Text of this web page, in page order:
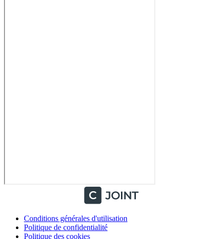
Conditions générales d'utilisation
Politique de confidentialité
Politique des cookies